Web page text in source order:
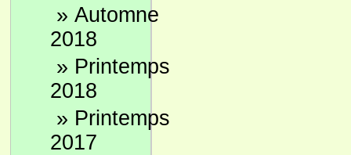
» Automne
2018
» Printemps
2018
» Printemps
2017